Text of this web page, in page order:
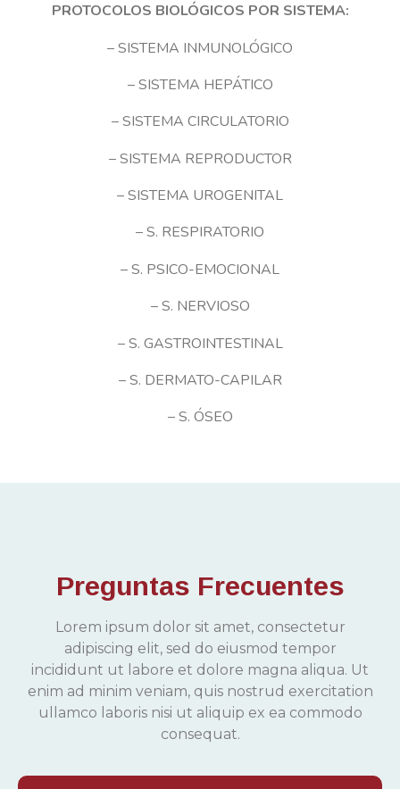
PROTOCOLOS BIOLÓGICOS POR SISTEMA:
– SISTEMA INMUNOLÓGICO
– SISTEMA HEPÁTICO
– SISTEMA CIRCULATORIO
– SISTEMA REPRODUCTOR
– SISTEMA UROGENITAL
– S. RESPIRATORIO
– S. PSICO-EMOCIONAL
– S. NERVIOSO
– S. GASTROINTESTINAL
– S. DERMATO-CAPILAR
– S. ÓSEO
Preguntas Frecuentes
Lorem ipsum dolor sit amet, consectetur
adipiscing elit, sed do eiusmod tempor
incididunt ut labore et dolore magna aliqua. Ut
enim ad minim veniam, quis nostrud exercitation
ullamco laboris nisi ut aliquip ex ea commodo
consequat.